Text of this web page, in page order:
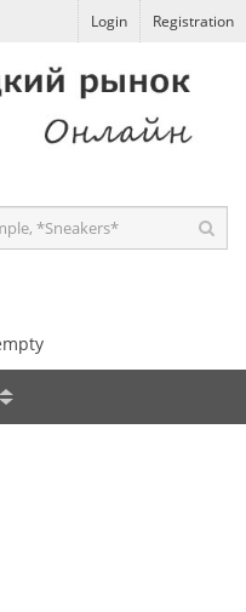
Login Registration